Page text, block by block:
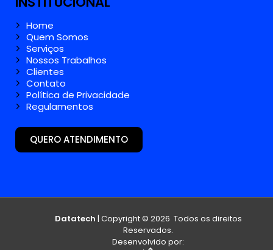
Home
Quem Somos
Serviços
Nossos Trabalhos
Clientes
Contato
Política de Privacidade
Regulamentos
QUERO ATENDIMENTO
Datatech | Copyright © 2026 Todos os direitos
Reservados.
Desenvolvido por: